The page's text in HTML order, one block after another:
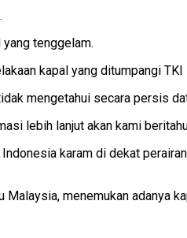
tenggelam.
kapal yang ditumpangi TKI
mengetahui secara persis
lebih lanjut akan kami
karam di dekat
menemukan adanya